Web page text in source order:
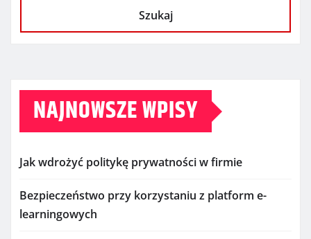
Szukaj
NAJNOWSZE WPISY
Jak wdrożyć politykę prywatności w firmie
Bezpieczeństwo przy korzystaniu z platform e-
learningowych